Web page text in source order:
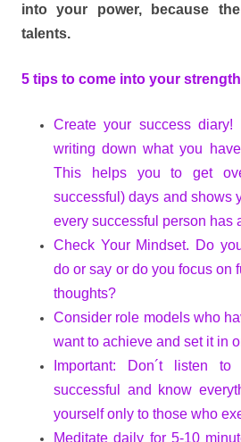
into your power, because
talents.
5 tips to come into your
Create your success
writing down what you
This helps you to get
successful) days and shows
every successful person has
Check Your Mindset. Do
do or say or do you focus on
thoughts?
Consider role models who
want to achieve and set it in
Important: Don´t listen
successful and know
yourself only to those who
Meditate daily for 5-10